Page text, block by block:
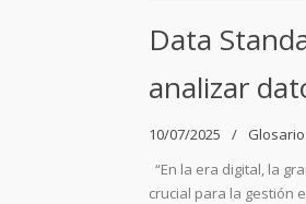
Data
analizar
10/07/2025
Glosario
“En la era digital, la
crucial para la gestión